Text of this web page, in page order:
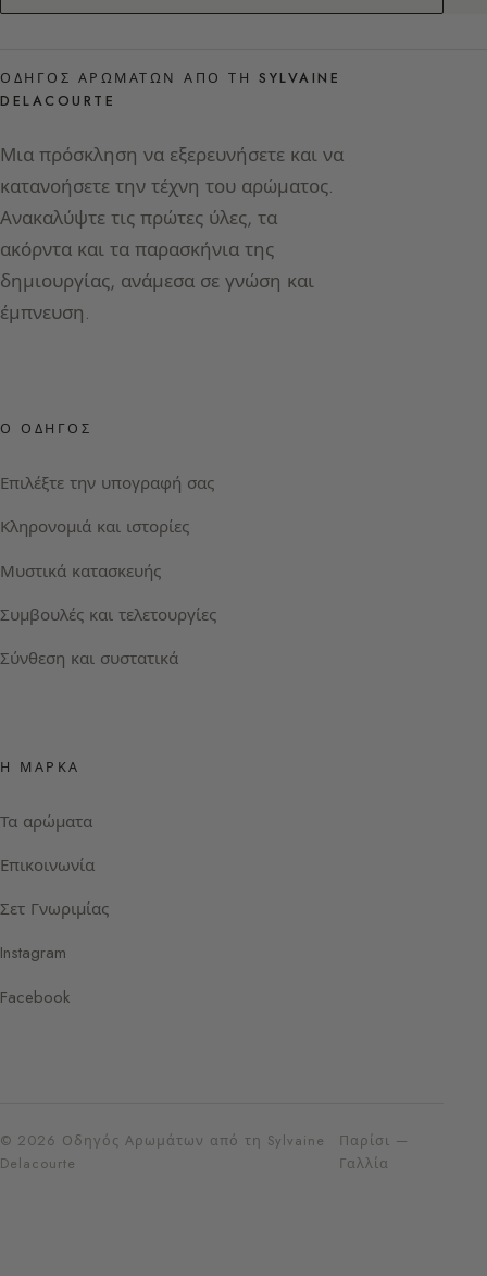
ΟΔΗΓΌΣ ΑΡΩΜΆΤΩΝ ΑΠΌ ΤΗ SYLVAINE
DELACOURTE
Μια πρόσκληση να εξερευνήσετε και να
κατανοήσετε την τέχνη του αρώματος.
Ανακαλύψτε τις πρώτες ύλες, τα
ακόρντα και τα παρασκήνια της
δημιουργίας, ανάμεσα σε γνώση και
έμπνευση.
Ο ΟΔΗΓΌΣ
Επιλέξτε την υπογραφή σας
Κληρονομιά και ιστορίες
Μυστικά κατασκευής
Συμβουλές και τελετουργίες
Σύνθεση και συστατικά
Η ΜΆΡΚΑ
Τα αρώματα
Επικοινωνία
Σετ Γνωριμίας
Instagram
Facebook
© 2026 Οδηγός Αρωμάτων από τη Sylvaine
Delacourte
Παρίσι —
Γαλλία